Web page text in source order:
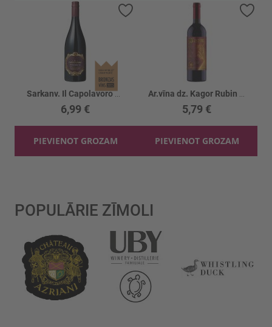
Sarkanv. Il Capolavoro Appasimento 14.5%
6,99 €
PIEVIENOT GROZAM
Pievienot vēlmju sarakstam
5,79 €
PIEVIENOT GROZAM
POPULĀRIE ZĪMOLI